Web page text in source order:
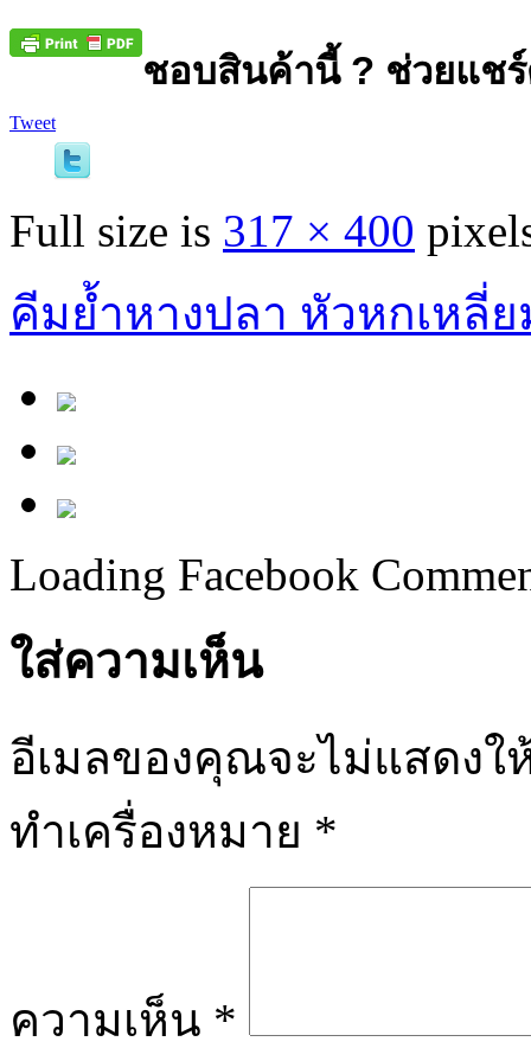
ชอบสินค้านี้ ? ช่วยแช
Tweet
Full size is 317 × 400
คีมย้ำหางปลา หัวหกเหลี่ย
Loading Facebook
ใส่ความเห็น
อีเมลของคุณจะไม่แสดงใ
ทำเครื่องหมาย *
ความเห็น *